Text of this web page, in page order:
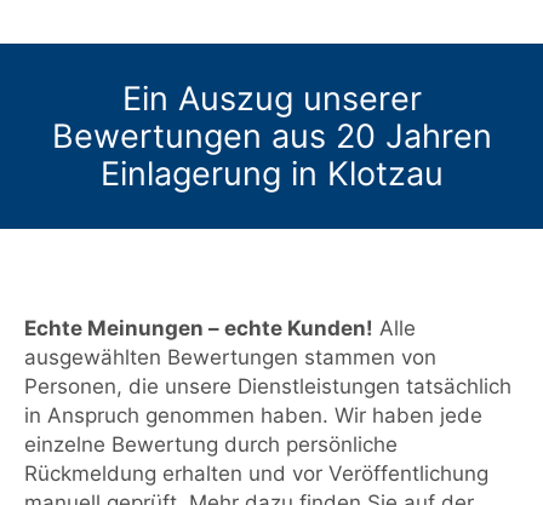
Ein Auszug unserer
Bewertungen aus 20 Jahren
Einlagerung in Klotzau
Echte Meinungen – echte Kunden! Alle
ausgewählten Bewertungen stammen von
Personen, die unsere Dienstleistungen tatsächlich
in Anspruch genommen haben. Wir haben jede
einzelne Bewertung durch persönliche
Rückmeldung erhalten und vor Veröffentlichung